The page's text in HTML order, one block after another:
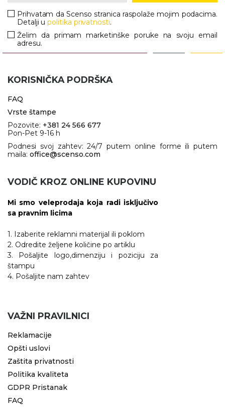
Prihvatam da Scenso stranica raspolaže mojim podacima.
Detalji upolitika privatnosti.
Želim da primam marketinške poruke na svoju email
adresu.
KORISNIČKA PODRŠKA
FAQ
Vrste štampe
Pozovite: +381 24 566 677
Pon-Pet 9-16 h
Podnesi svoj zahtev: 24/7 putem online forme ili putem
maila: office@scenso.com
VODIČ KROZ ONLINE KUPOVINU
Mi smo veleprodaja koja radi isključivo
sa pravnim licima
1. Izaberite reklamni materijal ili poklom
2. Odredite željene količine po artiklu
3. Pošaljite logo,dimenziju i poziciju za
štampu
4. Pošaljite nam zahtev
VAŽNI PRAVILNICI
Reklamacije
Opšti uslovi
Zaštita privatnosti
Politika kvaliteta
GDPR Pristanak
FAQ